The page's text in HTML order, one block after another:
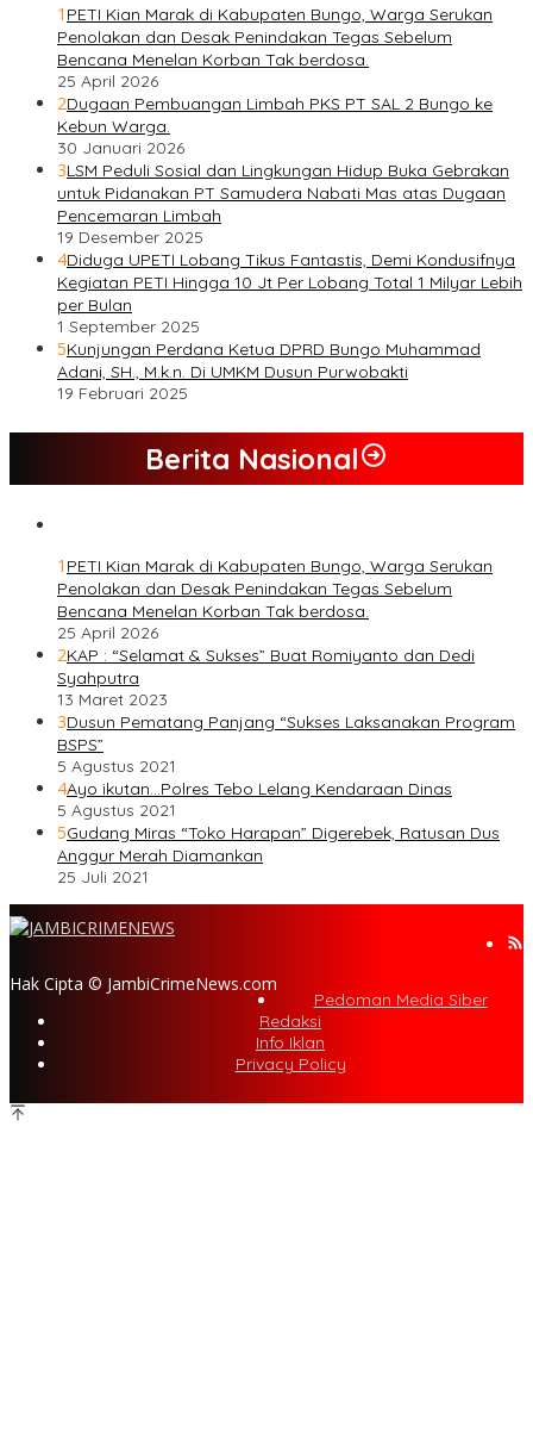
1 PETI Kian Marak di Kabupaten Bungo, Warga Serukan
Penolakan dan Desak Penindakan Tegas Sebelum
Bencana Menelan Korban Tak berdosa.
25 April 2026
2Dugaan Pembuangan Limbah PKS PT SAL 2 Bungo ke
Kebun Warga.
30 Januari 2026
3LSM Peduli Sosial dan Lingkungan Hidup Buka Gebrakan
untuk Pidanakan PT Samudera Nabati Mas atas Dugaan
Pencemaran Limbah
19 Desember 2025
4Diduga UPETI Lobang Tikus Fantastis, Demi Kondusifnya
Kegiatan PETI Hingga 10 Jt Per Lobang Total 1 Milyar Lebih
per Bulan
1 September 2025
5Kunjungan Perdana Ketua DPRD Bungo Muhammad
Adani, SH., M.k.n. Di UMKM Dusun Purwobakti
19 Februari 2025
Berita Nasional
1 PETI Kian Marak di Kabupaten Bungo, Warga Serukan
Penolakan dan Desak Penindakan Tegas Sebelum
Bencana Menelan Korban Tak berdosa.
25 April 2026
2KAP : “Selamat & Sukses” Buat Romiyanto dan Dedi
Syahputra
13 Maret 2023
3Dusun Pematang Panjang “Sukses Laksanakan Program
BSPS”
5 Agustus 2021
4Ayo ikutan…Polres Tebo Lelang Kendaraan Dinas
5 Agustus 2021
5Gudang Miras “Toko Harapan” Digerebek, Ratusan Dus
Anggur Merah Diamankan
25 Juli 2021
Hak Cipta © JambiCrimeNews.com
Pedoman Media Siber
Redaksi
Info Iklan
Privacy Policy